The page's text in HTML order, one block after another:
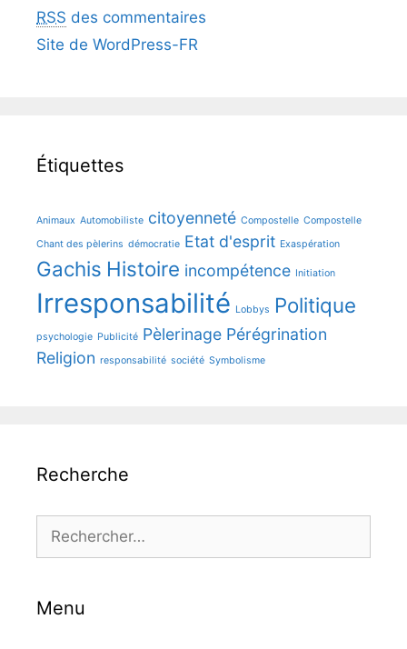
RSS des commentaires
Site de WordPress-FR
Étiquettes
Animaux Automobiliste citoyenneté Compostelle Compostelle
Chant des pèlerins démocratie Etat d'esprit Exaspération
Gachis Histoire incompétence Initiation
Irresponsabilité Lobbys Politique
psychologie Publicité Pèlerinage Pérégrination
Religion responsabilité société Symbolisme
Recherche
Menu